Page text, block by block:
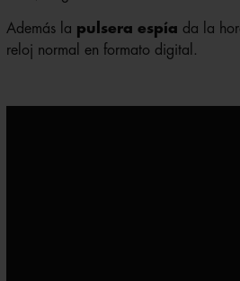
Además la pulsera espía da la
reloj normal en formato digital.